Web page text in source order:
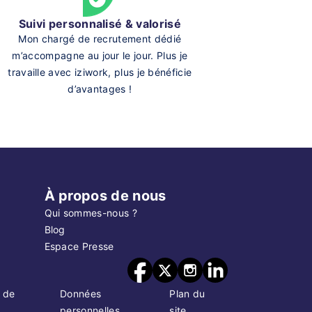
Suivi personnalisé & valorisé
Mon chargé de recrutement dédié
m’accompagne au jour le jour. Plus je
travaille avec iziwork, plus je bénéficie
d’avantages !
À propos de nous
Qui sommes-nous ?
Blog
Espace Presse
de
Données
Plan du